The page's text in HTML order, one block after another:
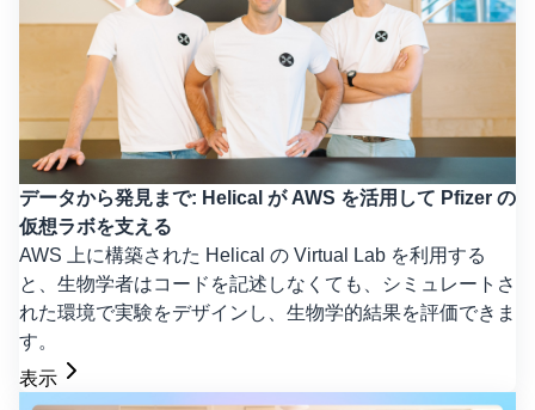
データから発見まで: Helical が AWS を活用して Pfizer の
仮想ラボを支える
AWS 上に構築された Helical の Virtual Lab を利用する
と、生物学者はコードを記述しなくても、シミュレートさ
れた環境で実験をデザインし、生物学的結果を評価できま
す。
表示